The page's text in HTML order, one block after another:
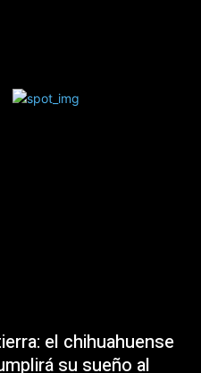
el chihuahuense
su sueño al